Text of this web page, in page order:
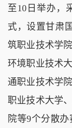
至10日举办，
式，设置甘肃
筑职业技术学
环境职业技术
通职业技术学
职业技术大学
院等9个分散